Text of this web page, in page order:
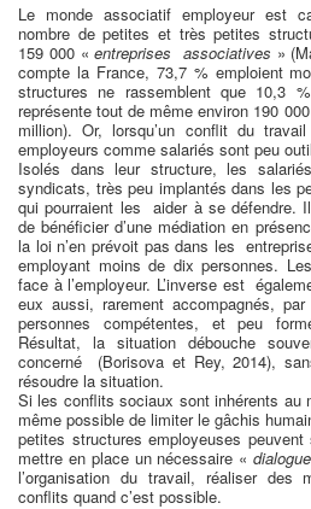
Le monde associatif employeur est
nombre de petites et très petites
159 000 «entreprises associatives »
compte la France, 73,7 % emploient
structures ne rassemblent que 10,3
représente tout de même environ 190
million). Or, lorsqu’un conflit du
employeurs comme salariés sont peu
Isolés dans leur structure, les
syndicats, très peu implantés dans les
qui pourraient les aider à se défendre.
de bénéficier d’une médiation en
la loi n’en prévoit pas dans les
employant moins de dix personnes.
face à l’employeur. L’inverse est
eux aussi, rarement accompagnés,
personnes compétentes, et peu
Résultat, la situation débouche
concerné (Borisova et Rey, 2014),
résoudre la situation.
Si les conflits sociaux sont inhérents au
même possible de limiter le gâchis
petites structures employeuses
mettre en place un nécessaire «
l’organisation du travail, réaliser des
conflits quand c’est possible.